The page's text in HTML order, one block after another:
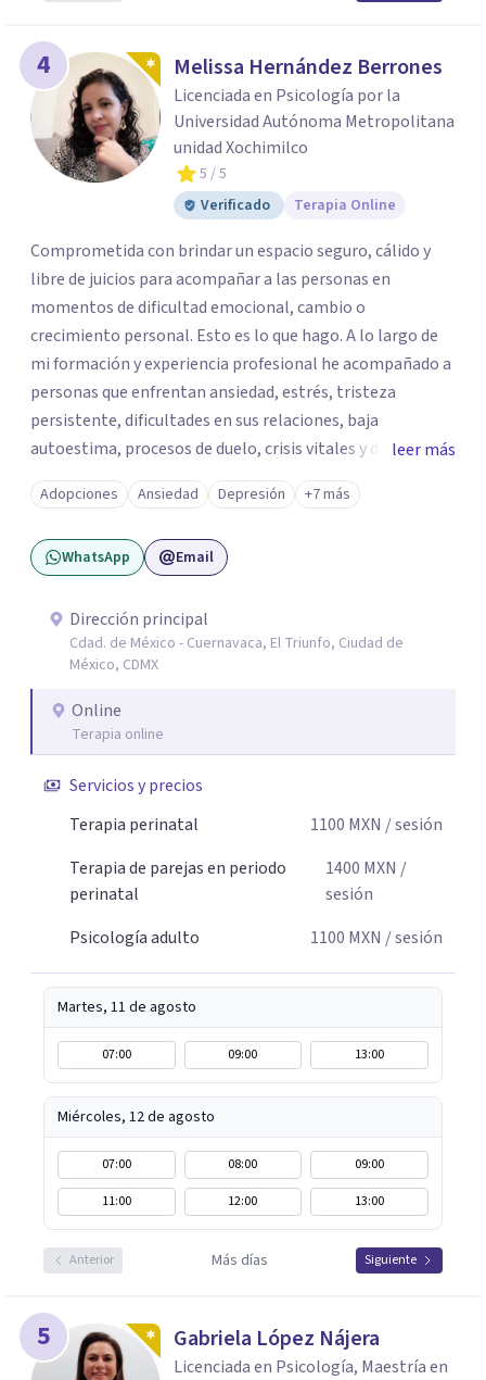
4 Melissa Hernández Berrones
Licenciada en Psicología por la
Universidad Autónoma Metropolitana
unidad Xochimilco
5 / 5
Verificado
Terapia Online
Comprometida con brindar un espacio seguro, cálido y
libre de juicios para acompañar a las personas en
momentos de dificultad emocional, cambio o
crecimiento personal. Esto es lo que hago. A lo largo de
mi formación y experiencia profesional he acompañado a
personas que enfrentan ansiedad, estrés, tristeza
persistente, dificultades en sus relaciones, baja
autoestima, procesos de duelo, crisis vitales y desafíos
relacionados con la adaptación a nuevas etapas de la vida.
Mi enfoque se basa en la escucha empática, el respeto por
la historia de cada persona y el trabajo conjunto para
desarrollar herramientas que favorezcan el bienestar
que buscar ayuda psicológica es un acto de valentía y
autocuidado. Mi objetivo es acompañarte para que puedas
comprender mejor lo que estás viviendo, fortalecer tus
recursos personales y construir una vida más plena y
congruente con tus necesidades y valores.
leer más
Adopciones Ansiedad Depresión +7 más
WhatsApp Email
Dirección principal
Cdad. de México - Cuernavaca, El Triunfo, Ciudad de
México, CDMX
Online
Terapia online
Servicios y precios
Terapia perinatal
1100 MXN / sesión
Terapia de parejas en periodo
perinatal
1400 MXN /
sesión
Psicología adulto
1100 MXN / sesión
Martes, 11 de agosto
07:00 09:00 13:00
Miércoles, 12 de agosto
07:00 08:00
09:00
11:00
12:00 13:00
Anterior Más días Siguiente
5 Gabriela López Nájera
Licenciada en Psicología, Maestría en